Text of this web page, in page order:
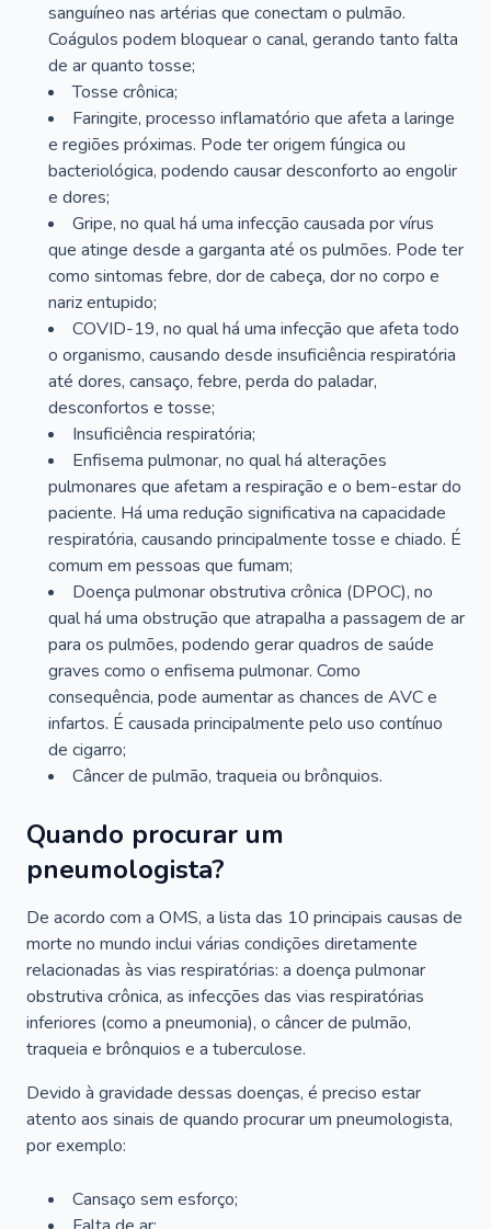
sanguíneo nas artérias que conectam o pulmão.
Coágulos podem bloquear o canal, gerando tanto falta
de ar quanto tosse;
Tosse crônica;
Faringite, processo inflamatório que afeta a laringe
e regiões próximas. Pode ter origem fúngica ou
bacteriológica, podendo causar desconforto ao engolir
e dores;
Gripe, no qual há uma infecção causada por vírus
que atinge desde a garganta até os pulmões. Pode ter
como sintomas febre, dor de cabeça, dor no corpo e
nariz entupido;
COVID-19, no qual há uma infecção que afeta todo
o organismo, causando desde insuficiência respiratória
até dores, cansaço, febre, perda do paladar,
desconfortos e tosse;
Insuficiência respiratória;
Enfisema pulmonar, no qual há alterações
pulmonares que afetam a respiração e o bem-estar do
paciente. Há uma redução significativa na capacidade
respiratória, causando principalmente tosse e chiado. É
comum em pessoas que fumam;
Doença pulmonar obstrutiva crônica (DPOC), no
qual há uma obstrução que atrapalha a passagem de ar
para os pulmões, podendo gerar quadros de saúde
graves como o enfisema pulmonar. Como
consequência, pode aumentar as chances de AVC e
infartos. É causada principalmente pelo uso contínuo
de cigarro;
Câncer de pulmão, traqueia ou brônquios.
Quando procurar um
pneumologista?
De acordo com a OMS, a lista das 10 principais causas de
morte no mundo inclui várias condições diretamente
relacionadas às vias respiratórias: a doença pulmonar
obstrutiva crônica, as infecções das vias respiratórias
inferiores (como a pneumonia), o câncer de pulmão,
traqueia e brônquios e a tuberculose.
Devido à gravidade dessas doenças, é preciso estar
atento aos sinais de quando procurar um pneumologista,
por exemplo:
Cansaço sem esforço;